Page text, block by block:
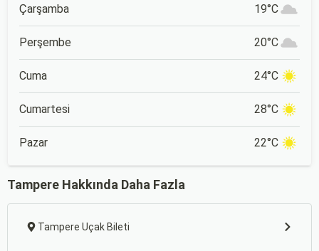
Çarşamba 19°C
Perşembe 20°C
Cuma 24°C
Cumartesi 28°C
Pazar 22°C
Tampere Hakkında Daha Fazla
Tampere Uçak Bileti